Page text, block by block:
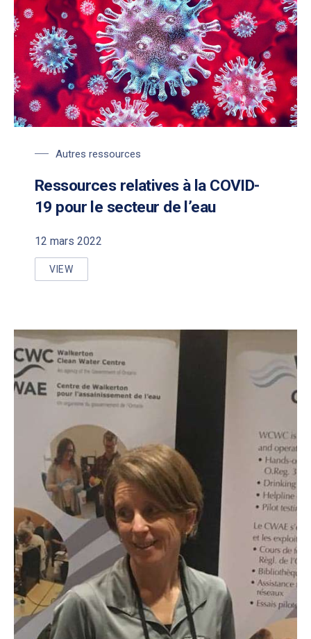
Autres ressources
Ressources relatives à la COVID-
19 pour le secteur de l’eau
12 mars 2022
VIEW
RESSOURCES RELATIVES À LA COVID-19 POUR LE